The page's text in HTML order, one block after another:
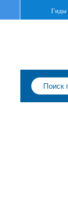
Гиды